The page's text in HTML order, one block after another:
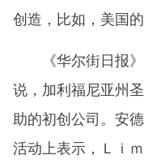
创造，比如，美国
《华尔街日报》
说，加利福尼亚州
助的初创公司。安
活动上表示，Ｌｉ